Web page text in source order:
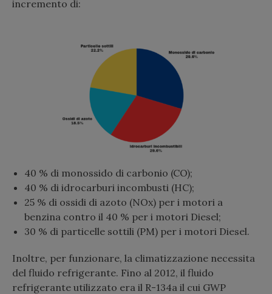
incremento di:
40 % di monossido di carbonio (CO);
40 % di idrocarburi incombusti (HC);
25 % di ossidi di azoto (NOx) per i motori a
benzina contro il 40 % per i motori Diesel;
30 % di particelle sottili (PM) per i motori Diesel.
Inoltre, per funzionare, la climatizzazione necessita
del fluido refrigerante. Fino al 2012, il fluido
refrigerante utilizzato era il R-134a il cui GWP